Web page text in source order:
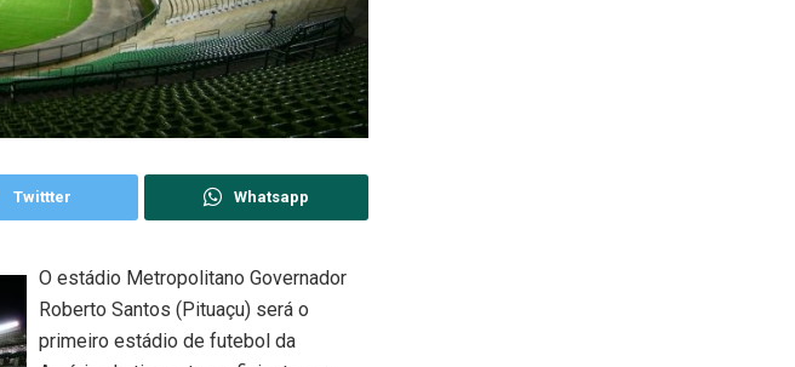
Twittter Whatsapp
O estádio Metropolitano Governador
Roberto Santos (Pituaçu) será o
primeiro estádio de futebol da